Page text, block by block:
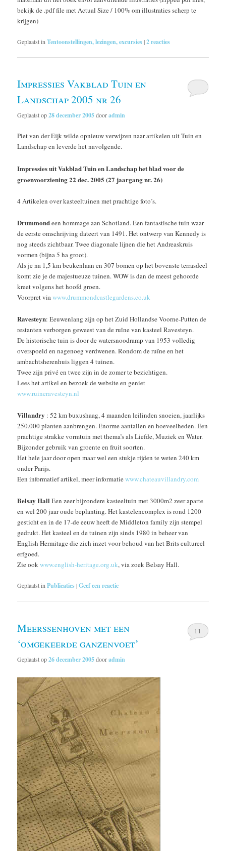
bekijk de .pdf file met Actual Size / 100% om illustraties scherp te
krijgen)
Geplaatst in Tentoonstellingen, lezingen, excursies|2reacties
Impressies Vakblad Tuin en
Landschap 2005 nr 26
Geplaatst op28 december 2005dooradmin
Piet van der Eijk wilde opnieuw verwijzen naar artikelen uit Tuin en
Landschap en leverde het navolgende.
Impressies uit Vakblad Tuin en Landschap het blad voor de
groenvoorziening 22 dec. 2005 (27 jaargang nr. 26)
4 Artikelen over kasteeltuinen met prachtige foto’s.
Drummondeen hommage aan Schotland. Een fantastische tuin waar
de eerste omschrijving dateert van 1491. Het ontwerp van Kennedy is
nog steeds zichtbaar. Twee diagonale lijnen die het Andreaskruis
vormen (bijna 5 ha groot).
Als je na 1,5 km beukenlaan en 307 bomen op het bovenste terrasdeel
komt zie je de majestueuze tuinen. WOW is dan de meest gehoorde
kreet volgens het hoofd groen.
Voorpret viawww.drummondcastlegardens.co.uk
Ravesteyn: Eeuwenlang zijn op het Zuid Hollandse Voorne-Putten de
restanten verborgen geweest van de ruïne van kasteel Ravesteyn.
De historische tuin is door de watersnoodramp van 1953 volledig
overspoeld en nagenoeg verdwenen. Rondom de ruïne en het
ambachtsherenhuis liggen 4 tuinen.
Twee zijn privé en twee zijn in de zomer te bezichtigen.
Lees het artikel en bezoek de website en geniet
www.ruineravesteyn.nl
Villandry : 52 km buxushaag, 4 maanden leilinden snoeien, jaarlijks
250.000 planten aanbrengen. Enorme aantallen en hoeveelheden. Een
prachtige strakke vormtuin met thema’s als Liefde, Muziek en Water.
Bijzonder gebruik van groente en fruit soorten.
Het hele jaar door open maar wel een stukje rijden te weten 240 km
onder Parijs.
Een informatief artikel, meer informatiewww.chateauvillandry.com
Belsay Hall Een zeer bijzondere kasteeltuin met 3000m2 zeer aparte
en wel 200 jaar oude beplanting. Het kastelencomplex is rond 1200
gesticht en in de 17-de eeuw heeft de Middleton family zijn stempel
gedrukt. Het kasteel en de tuinen zijn sinds 1980 in beheer van
English Hermitage die zich inzet voor behoud van het Brits cultureel
erfgoed.
Zie ookwww.english-heritage.org.uk, via zoek Belsay Hall.
Geplaatst inPublicaties|Geef een reactie
Meerssenhoven met een
‘omgekeerde ganzenvoet’
Geplaatst op26 december 2005dooradmin
11